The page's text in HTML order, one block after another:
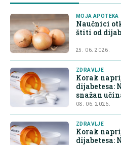
MOJA APOTEKA
Naučnici
štiti od
25. 06. 2026.
ZDRAVLJE
Korak
dijabetesa:
snažan
08. 06. 2026.
ZDRAVLJE
Korak
dijabetesa: